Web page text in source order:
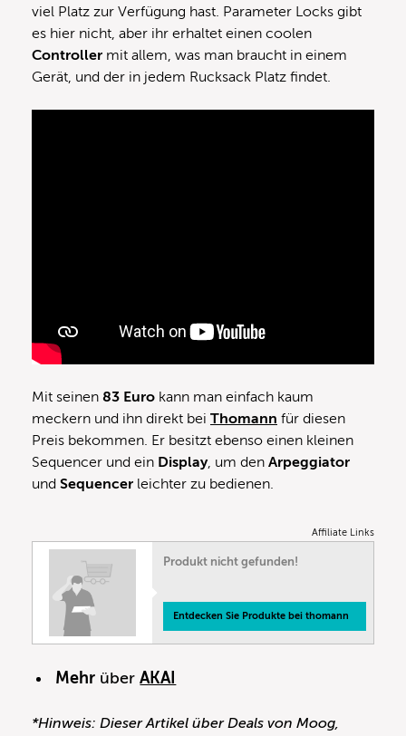
viel Platz zur Verfügung hast. Parameter Locks gibt
es hier nicht, aber ihr erhaltet einen coolen
Controller mit allem, was man braucht in einem
Gerät, und der in jedem Rucksack Platz findet.
Mit seinen 83 Euro kann man einfach kaum
meckern und ihn direkt bei Thomann für diesen
Preis bekommen. Er besitzt ebenso einen kleinen
Sequencer und ein Display, um den Arpeggiator
und Sequencer leichter zu bedienen.
Affiliate Links
Produkt nicht gefunden!
Entdecken Sie Produkte bei thomann
Mehr überAKAI
*Hinweis: Dieser Artikel über Deals von Moog,